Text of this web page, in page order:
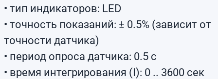
• тип индикаторов: LED
• точность показаний: ± 0.5% (зависит от
точности датчика)
• период опроса датчика: 0.5 с
• время интегрирования (I): 0 .. 3600 сек